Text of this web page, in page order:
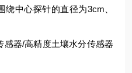
中心探针的直径为3cm、
器/高精度土壤水分传感器